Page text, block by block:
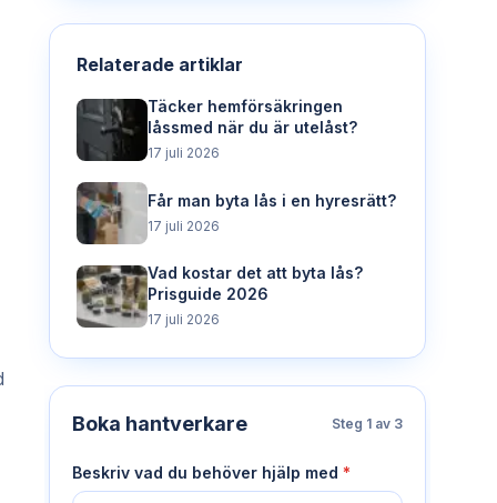
Relaterade artiklar
Täcker hemförsäkringen
låssmed när du är utelåst?
17 juli 2026
Får man byta lås i en hyresrätt?
17 juli 2026
Vad kostar det att byta lås?
Prisguide 2026
17 juli 2026
Boka hantverkare Steg 1 av 3
Beskriv vad du behöver hjälp med *